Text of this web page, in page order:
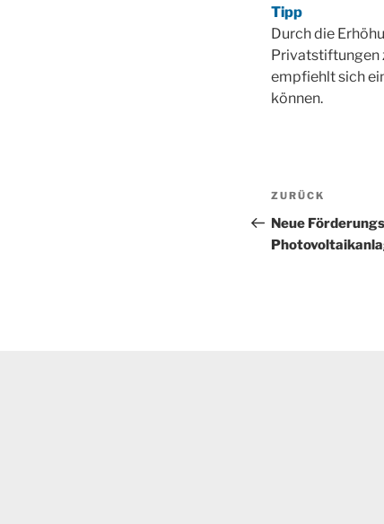
Tipp
Durch die
Privatstiftungen
empfiehlt sich
können.
Vorheriger
Beitrag
ZURÜCK
Neue